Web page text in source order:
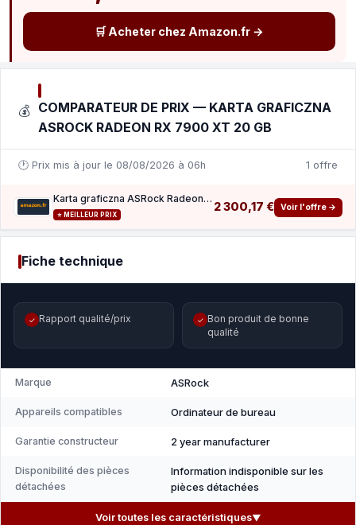
🛒 Acheter chez Amazon.fr →
💰 COMPARATEUR DE PRIX — KARTA GRAFICZNA
ASROCK RADEON RX 7900 XT 20 GB
🕐 Prix mis à jour le 08/08/2026 à 06h 1 offre
Karta graficzna ASRock Radeon RX 7900 XT 20 GB
⭐ MEILLEUR PRIX
2 300,17 € Voir l'offre →
Fiche technique
✓ Rapport qualité/prix ✓ Bon produit de bonne
qualité
Marque ‎ASRock
Appareils compatibles ‎Ordinateur de bureau
Garantie constructeur ‎2 year manufacturer
Disponibilité des pièces
détachées
‎Information indisponible sur les
pièces détachées
Voir toutes les caractéristiques▼